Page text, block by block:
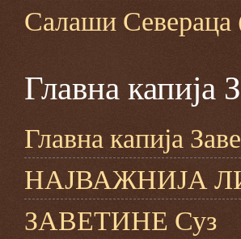
Салаши Севераца
Главна капија
Главна капија
НАЈВАЖНИЈА
ЗАВЕТИНЕ Суз